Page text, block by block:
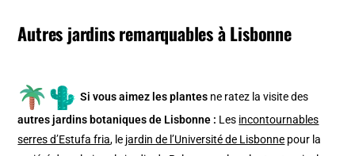
Autres jardins remarquables à Lisbonne
Si vous aimez les plantes ne ratez la visite des
autres jardins botaniques de Lisbonne : Les incontournables
serres d’Estufa fria, le jardin de l’Université de Lisbonne pour la